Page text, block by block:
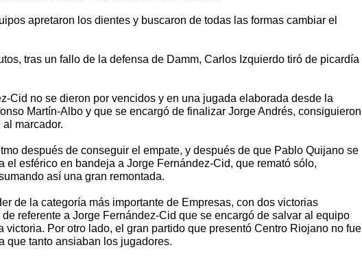
apretaron los dientes y buscaron de todas las formas cambiar el
tras un fallo de la defensa de Damm, Carlos Izquierdo tiró de picardía
Cid no se dieron por vencidos y en una jugada elaborada desde la
Martín-Albo y que se encargó de finalizar Jorge Andrés, consiguieron
marcador.
después de conseguir el empate, y después de que Pablo Quijano se
el esférico en bandeja a Jorge Fernández-Cid, que remató sólo,
así una gran remontada.
de la categoría más importante de Empresas, con dos victorias
referente a Jorge Fernández-Cid que se encargó de salvar al equipo
victoria. Por otro lado, el gran partido que presentó Centro Riojano no fue
que tanto ansiaban los jugadores.